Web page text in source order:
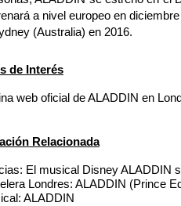
a nivel europeo en
(Australia) en 2016.
de Interés
web oficial de ALADDIN en
Relacionada
El musical Disney ALADDIN
Londres: ALADDIN (Prince
ALADDIN